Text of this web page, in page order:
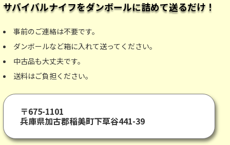
サバイバルナイフをダンボールに詰めて送るだけ！
事前のご連絡は不要です。
ダンボールなど箱に入れて送ってください。
中古品も大丈夫です。
送料はご負担ください。
〒675-1101
兵庫県加古郡稲美町下草谷441-39